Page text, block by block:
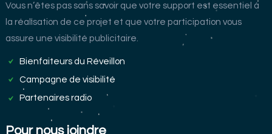
Vous n’êtes pas sans savoir que votre support est essentiel à
la réalisation de ce projet et que votre participation vous
assure une visibilité publicitaire.
Bienfaiteurs du Réveillon
Campagne de visibilité
Partenaires radio
Pour nous joindre